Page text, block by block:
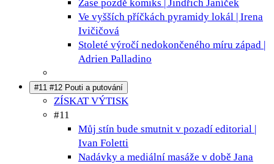
Zase pozdě komiks | Jindřich Janíček
Ve vyšších příčkách pyramidy lokál | Irena
Ivičičová
Stoleté výročí nedokončeného míru západ |
Adrien Palladino
#11 #12 Pouti a putování
ZÍSKAT VÝTISK
#11
Můj stín bude smutnit v pozadí editorial |
Ivan Foletti
Nadávky a mediální masáže v době Jana